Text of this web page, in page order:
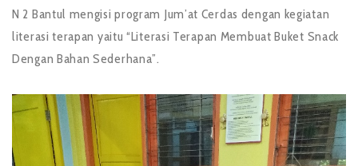
N 2 Bantul mengisi program Jum’at Cerdas dengan kegiatan
literasi terapan yaitu “Literasi Terapan Membuat Buket Snack
Dengan Bahan Sederhana”.